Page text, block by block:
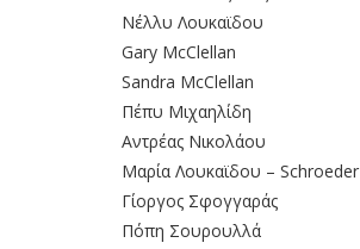
Νέλλυ Λουκαϊδου
Gary McClellan
Sandra McClellan
Πέπυ Μιχαηλίδη
Αντρέας Νικολάου
Μαρία Λουκαϊδου – Schroeder
Γίοργος Σφογγαράς
Πόπη Σουρουλλά